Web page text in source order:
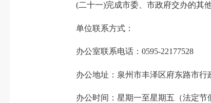
(二十一)完成市委、市政府交办的其他
单位联系方式：
办公室联系电话：0595-22177528
办公地址：泉州市丰泽区府东路市行
办公时间：星期一至星期五（法定节